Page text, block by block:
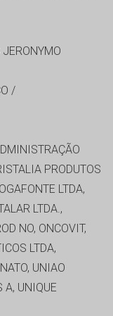
/
PRODUTOS
LTDA,
LTDA.,
NO, ONCOVIT,
LTDA,
UNIAO
A, UNIQUE